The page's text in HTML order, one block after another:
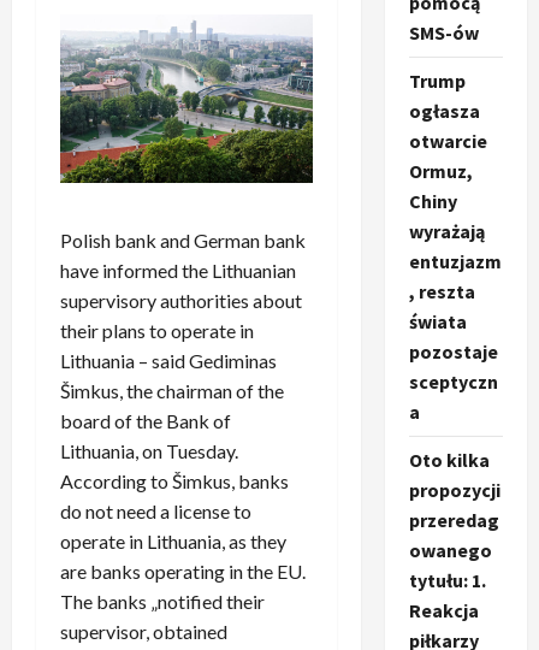
Polish bank and German bank
have informed the Lithuanian
supervisory authorities about
their plans to operate in
Lithuania – said Gediminas
Šimkus, the chairman of the
board of the Bank of
Lithuania, on Tuesday.
According to Šimkus, banks
do not need a license to
operate in Lithuania, as they
are banks operating in the EU.
The banks „notified their
supervisor, obtained
SMS-ów
Trump
ogłasza
otwarcie
Ormuz,
Chiny
wyrażają
entuzjazm
, reszta
świata
pozostaje
sceptyczn
a
Oto kilka
propozycji
przeredag
owanego
tytułu: 1.
Reakcja
piłkarzy